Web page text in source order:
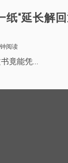
纸“延长解
阅读
书竟能凭…